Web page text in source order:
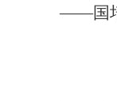
——国